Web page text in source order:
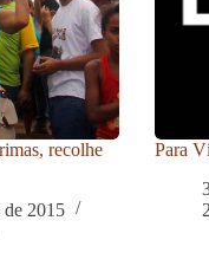
recolhe
de 2015
Para